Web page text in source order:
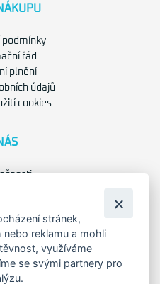
podmínky
řád
plnění
údajů
cookies
ADRESA
1394/12
stránek,
reklamu a mohli
využíváme
se svými partnery pro